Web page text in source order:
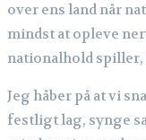
over ens land når
mindst at opleve
nationalhold
Jeg håber på at vi
festligt lag, synge